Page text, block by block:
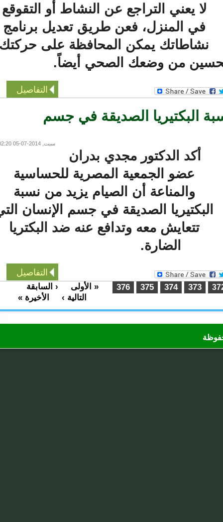
لا يعني التراجع عن النشاط أو التقوقع
في المنزل، فعن طريق تعديل برنامج
نشاطاتك يمكن المحافظة على حركتك
من وضعك الصحي أيضاً.
التفاصيل
البكتيريا الصديقة في جسم
سبت, 2014-07-05 02:20
أكد الدكتور مجدي بدران
عضو الجمعية المصرية للحساسية
والمناعة أن الصيام يزيد من نسبة
الصديقة في جسم الإنسان التي
تتعايش معه وتدافع عنه ضد البكتريا
الضارة.
التفاصيل
« الأولى ‹ السابقة 373
374
375
376
التالية ›
الأخيرة »